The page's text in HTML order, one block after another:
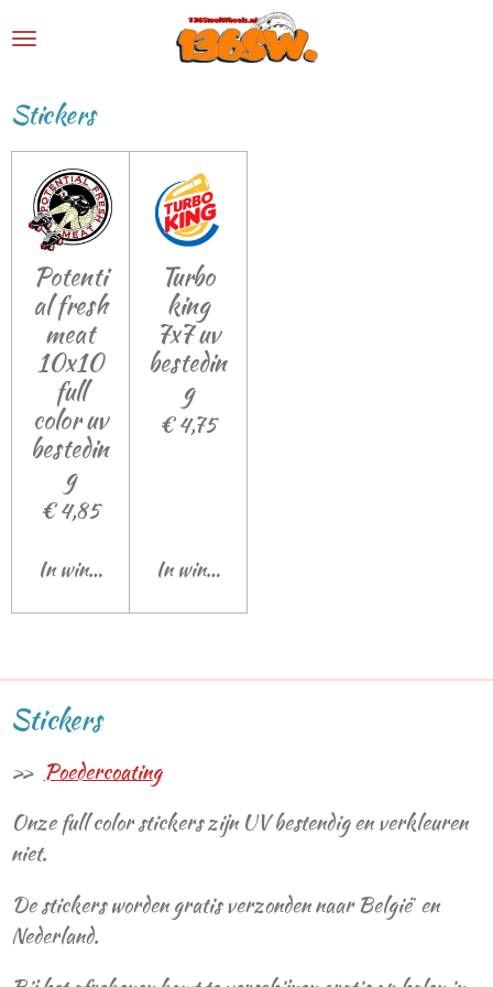
de
hoofdinhoud
Stickers
Potenti
al fresh
meat
10x10
full
color uv
bestedin
g
€ 4,85
In winkelwagen
Turbo
king
7x7 uv
bestedin
g
€ 4,75
In winkelwagen
Stickers
Poedercoating
Onze full color stickers zijn UV bestendig en verkleuren
niet.
De stickers worden gratis verzonden naar België en
Nederland.